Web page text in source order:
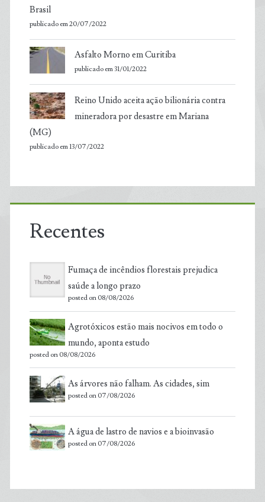
Brasil
publicado em 20/07/2022
Asfalto Morno em Curitiba
publicado em 31/01/2022
Reino Unido aceita ação bilionária contra
mineradora por desastre em Mariana
(MG)
publicado em 13/07/2022
Recentes
Fumaça de incêndios florestais prejudica
saúde a longo prazo
posted on 08/08/2026
Agrotóxicos estão mais nocivos em todo o
mundo, aponta estudo
posted on 08/08/2026
As árvores não falham. As cidades, sim
posted on 07/08/2026
A água de lastro de navios e a bioinvasão
posted on 07/08/2026